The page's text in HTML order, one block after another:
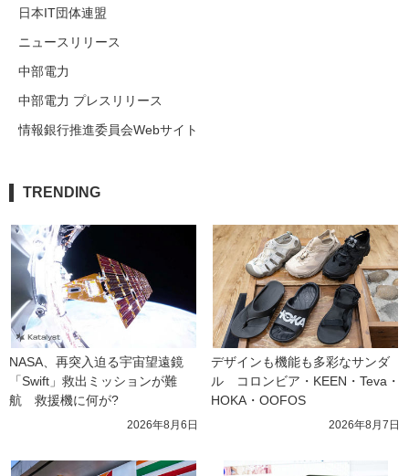
日本IT団体連盟
ニュースリリース
中部電力
中部電力 プレスリリース
情報銀行推進委員会Webサイト
TRENDING
NASA、再突入迫る宇宙望遠鏡
「Swift」救出ミッションが難
航　救援機に何が?
2026年8月6日
デザインも機能も多彩なサンダ
ル　コロンビア・KEEN・Teva・
HOKA・OOFOS
2026年8月7日